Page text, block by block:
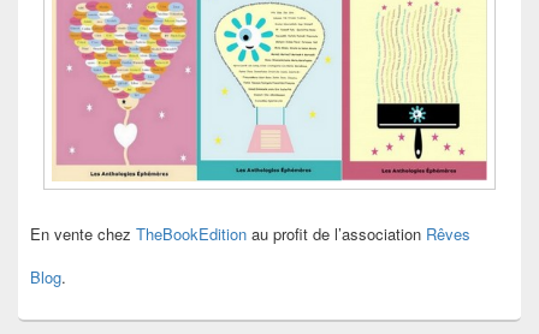
En vente chez TheBookEdition au profit de l’association Rêves
Blog.